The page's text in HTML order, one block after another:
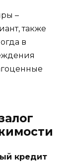
–
также
в
кредит